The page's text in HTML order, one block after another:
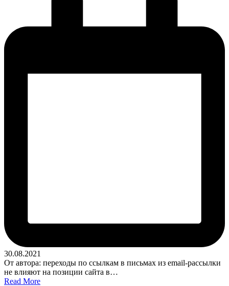
30.08.2021
От автора: переходы по ссылкам в письмах из email-рассылки
не влияют на позиции сайта в…
Read More